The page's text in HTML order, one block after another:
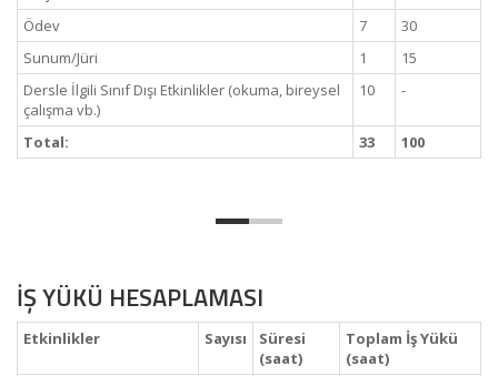
Ödev
7
30
Sunum/Jüri
1
15
Dersle İlgili Sınıf Dışı Etkinlikler (okuma, bireysel
çalışma vb.)
10 -
Total: 33 100
İŞ YÜKÜ HESAPLAMASI
Etkinlikler Sayısı
Süresi
(saat)
Toplam İş Yükü
(saat)